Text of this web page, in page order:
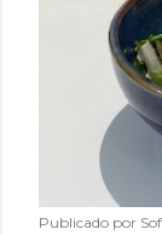
Publicado por